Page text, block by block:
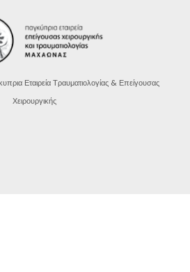
Εταιρεία Τραυματιολογίας & Επείγουσας
Χειρουργικής